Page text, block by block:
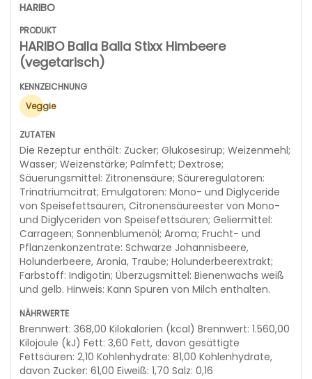
HARIBO
HARIBO Balla Balla Stixx Himbeere
(vegetarisch)
Veggie
Die Rezeptur enthält: Zucker; Glukosesirup; Weizenmehl;
Wasser; Weizenstärke; Palmfett; Dextrose;
Säuerungsmittel: Zitronensäure; Säureregulatoren:
Trinatriumcitrat; Emulgatoren: Mono- und Diglyceride
von Speisefettsäuren, Citronensäureester von Mono-
und Diglyceriden von Speisefettsäuren; Geliermittel:
Carrageen; Sonnenblumenöl; Aroma; Frucht- und
Pflanzenkonzentrate: Schwarze Johannisbeere,
Holunderbeere, Aronia, Traube; Holunderbeerextrakt;
Farbstoff: Indigotin; Überzugsmittel: Bienenwachs weiß
und gelb. Hinweis: Kann Spuren von Milch enthalten.
Brennwert: 368,00 Kilokalorien (kcal) Brennwert: 1.560,00
Kilojoule (kJ) Fett: 3,60 Fett, davon gesättigte
Fettsäuren: 2,10 Kohlenhydrate: 81,00 Kohlenhydrate,
davon Zucker: 61,00 Eiweiß: 1,70 Salz: 0,16